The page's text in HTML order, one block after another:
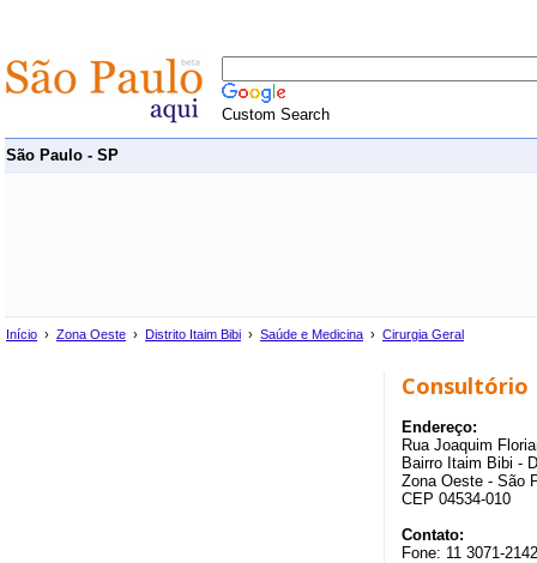
Custom Search
São Paulo - SP
Início › Zona Oeste › Distrito Itaim Bibi › Saúde e Medicina › Cirurgia Geral
Consultório
Endereço:
Rua Joaquim
Bairro Itaim Bibi -
Zona Oeste - São
CEP 04534-010
Contato:
Fone: 11 3071-2142